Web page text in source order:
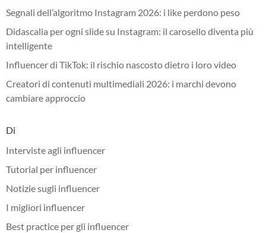
Segnali dell’algoritmo Instagram 2026: i like perdono peso
Didascalia per ogni slide su Instagram: il carosello diventa più
intelligente
Influencer di TikTok: il rischio nascosto dietro i loro video
Creatori di contenuti multimediali 2026: i marchi devono
cambiare approccio
Di
Interviste agli influencer
Tutorial per influencer
Notizie sugli influencer
I migliori influencer
Best practice per gli influencer